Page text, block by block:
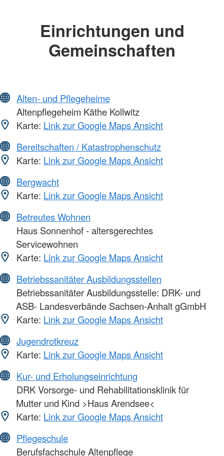
Einrichtungen und
Gemeinschaften
Alten- und Pflegeheime
Altenpflegeheim Käthe Kollwitz
Karte: Link zur Google Maps Ansicht
Bereitschaften / Katastrophenschutz
Karte: Link zur Google Maps Ansicht
Bergwacht
Karte: Link zur Google Maps Ansicht
Betreutes Wohnen
Haus Sonnenhof - altersgerechtes
Servicewohnen
Karte: Link zur Google Maps Ansicht
Betriebssanitäter Ausbildungsstellen
Betriebssanitäter Ausbildungsstelle: DRK- und
ASB- Landesverbände Sachsen-Anhalt gGmbH
Karte: Link zur Google Maps Ansicht
Jugendrotkreuz
Karte: Link zur Google Maps Ansicht
Kur- und Erholungseinrichtung
DRK Vorsorge- und Rehabilitationsklinik für
Mutter und Kind >Haus Arendsee<
Karte: Link zur Google Maps Ansicht
Pflegeschule
Berufsfachschule Altenpflege